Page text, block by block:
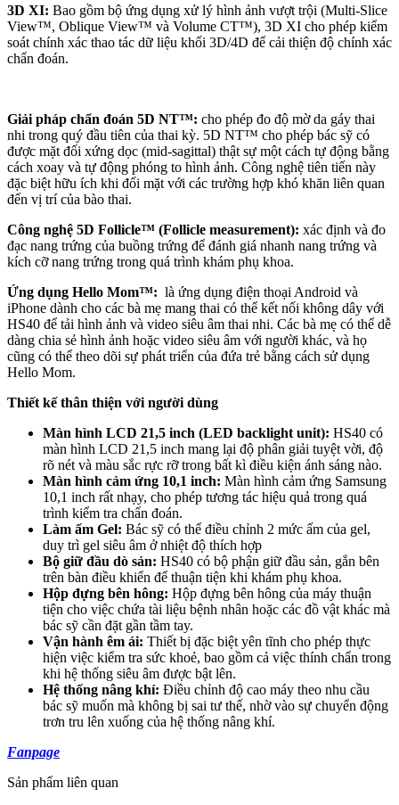
3D XI: Bao gồm bộ ứng dụng xử lý hình ảnh vượt trội (Multi-Slice
View™, Oblique View™ và Volume CT™), 3D XI cho phép kiểm
soát chính xác thao tác dữ liệu khối 3D/4D để cải thiện độ chính xác
chẩn đoán.
Giải pháp chẩn đoán 5D NT™: cho phép đo độ mờ da gáy thai
nhi trong quý đầu tiên của thai kỳ. 5D NT™ cho phép bác sỹ có
được mặt đối xứng dọc (mid-sagittal) thật sự một cách tự động bằng
cách xoay và tự động phóng to hình ảnh. Công nghệ tiên tiến này
đặc biệt hữu ích khi đối mặt với các trường hợp khó khăn liên quan
đến vị trí của bào thai.
Công nghệ 5D Follicle™ (Follicle measurement): xác định và đo
đạc nang trứng của buồng trứng để đánh giá nhanh nang trứng và
kích cỡ nang trứng trong quá trình khám phụ khoa.
Ứng dụng Hello Mom™: là ứng dụng điện thoại Android và
iPhone dành cho các bà mẹ mang thai có thể kết nối không dây với
HS40 để tải hình ảnh và video siêu âm thai nhi. Các bà mẹ có thể dễ
dàng chia sẻ hình ảnh hoặc video siêu âm với người khác, và họ
cũng có thể theo dõi sự phát triển của đứa trẻ bằng cách sử dụng
Hello Mom.
Thiết kế thân thiện với người dùng
Màn hình LCD 21,5 inch (LED backlight unit): HS40 có
màn hình LCD 21,5 inch mang lại độ phân giải tuyệt vời, độ
rõ nét và màu sắc rực rỡ trong bất kì điều kiện ánh sáng nào.
Màn hình cảm ứng 10,1 inch: Màn hình cảm ứng Samsung
10,1 inch rất nhạy, cho phép tương tác hiệu quả trong quá
trình kiểm tra chẩn đoán.
Làm ấm Gel: Bác sỹ có thể điều chỉnh 2 mức ấm của gel,
duy trì gel siêu âm ở nhiệt độ thích hợp
Bộ giữ đầu dò sản: HS40 có bộ phận giữ đầu sản, gắn bên
trên bàn điều khiển để thuận tiện khi khám phụ khoa.
Hộp đựng bên hông: Hộp đựng bên hông của máy thuận
tiện cho việc chứa tài liệu bệnh nhân hoặc các đồ vật khác mà
bác sỹ cần đặt gần tầm tay.
Vận hành êm ái: Thiết bị đặc biệt yên tĩnh cho phép thực
hiện việc kiểm tra sức khoẻ, bao gồm cả việc thính chẩn trong
khi hệ thống siêu âm được bật lên.
Hệ thống nâng khí: Điều chỉnh độ cao máy theo nhu cầu
bác sỹ muốn mà không bị sai tư thế, nhờ vào sự chuyển động
trơn tru lên xuống của hệ thống nâng khí.
Fanpage
Sản phẩm liên quan